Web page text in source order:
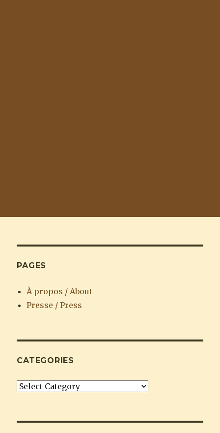
PAGES
À propos / About
Presse / Press
CATEGORIES
Categories